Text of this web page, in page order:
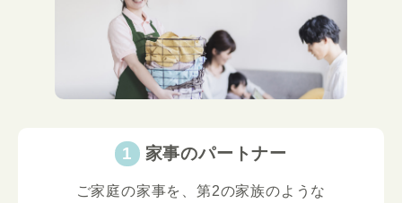
家事のパートナー
ご家庭の家事を、第2の家族のような